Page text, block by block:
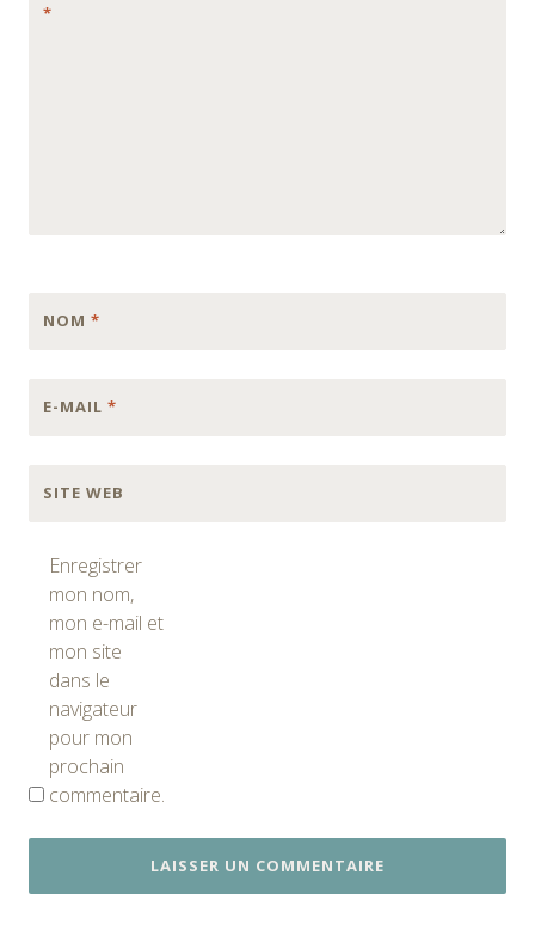
*
NOM *
E-MAIL *
SITE WEB
Enregistrer
mon nom,
mon e-mail et
mon site
dans le
navigateur
pour mon
prochain
commentaire.